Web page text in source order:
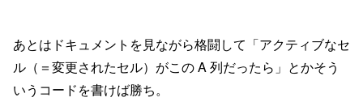
あとはドキュメントを見ながら格闘して「アクティブなセ
ル（＝変更されたセル）がこの A 列だったら」とかそう
いうコードを書けば勝ち。